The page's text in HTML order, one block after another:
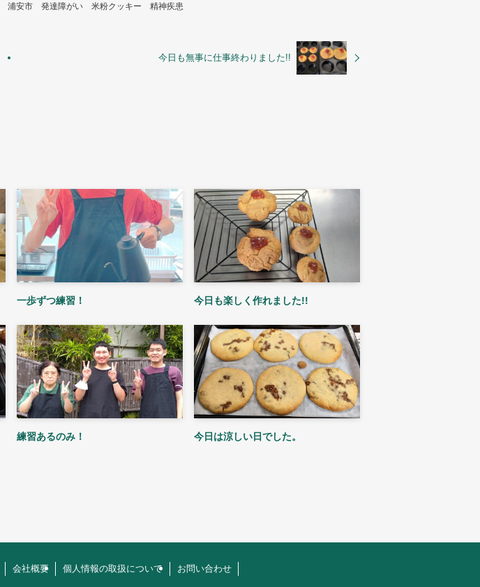
浦安市 発達障がい 米粉クッキー 精神疾患
今日も無事に仕事終わりました!!
一歩ずつ練習！ 今日も楽しく作れました!!
練習あるのみ！ 今日は涼しい日でした。
会社概要 個人情報の取扱について お問い合わせ